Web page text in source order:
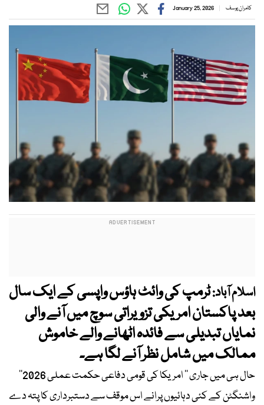
کامران یوسف January 25, 2026
اسلام آباد:ٹرمپ کی وائٹ ہاؤس واپسی کے ایک سال
بعد پاکستان امریکی تزویراتی سوچ میں آنے والی
نمایاں تبدیلی سے فائدہ اٹھانے والے خاموش
ممالک میں شامل نظر آنے لگا ہے۔
حال ہی میں جاری ’’ امریکا کی قومی دفاعی حکمت عملی 2026‘‘
واشنگٹن کے کئی دہائیوں پرانے اس موقف سے دستبرداری کا پتہ دے